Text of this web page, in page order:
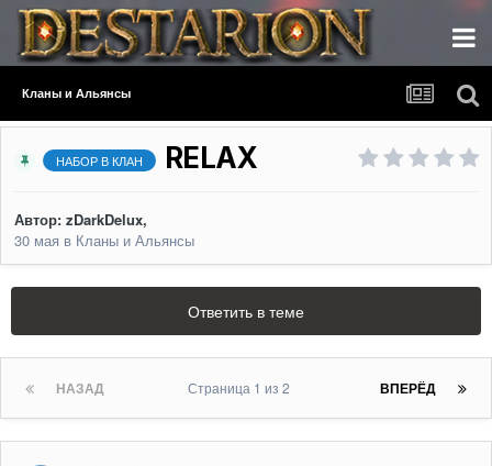
Кланы и Альянсы
НАБОР В КЛАН RELAX
Автор: zDarkDelux,
30 мая в Кланы и Альянсы
Ответить в теме
НАЗАД ВПЕРЁД
Страница 1 из 2